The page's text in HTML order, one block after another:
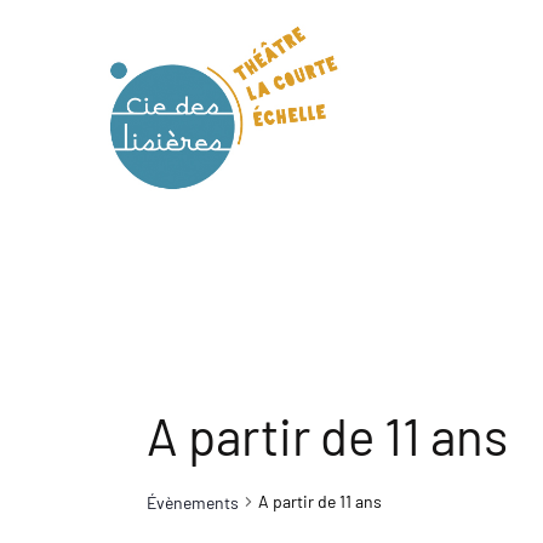
A partir de 11 ans
Évènements A partir de 11 ans